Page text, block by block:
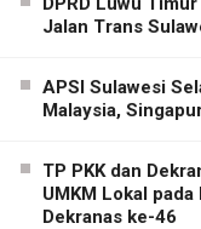
Jalan Trans
APSI Sulawesi
Malaysia,
TP PKK dan
UMKM Lokal
Dekranas ke-46